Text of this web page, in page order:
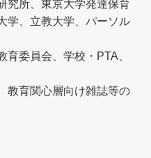
究所、東京大学発達保育
学、立教大学、パーソル
委員会、学校・PTA、
教育関心層向け雑誌等の